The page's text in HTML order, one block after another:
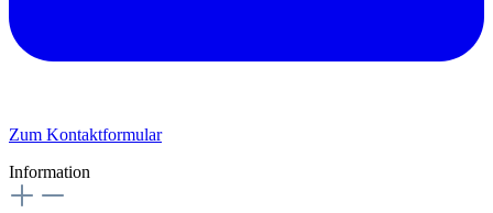
Zum Kontaktformular
Information